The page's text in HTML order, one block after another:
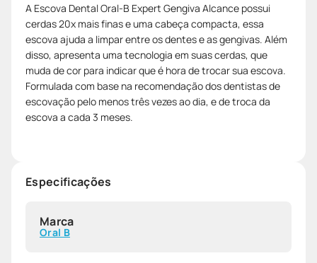
A Escova Dental Oral-B Expert Gengiva Alcance possui
cerdas 20x mais finas e uma cabeça compacta, essa
escova ajuda a limpar entre os dentes e as gengivas. Além
disso, apresenta uma tecnologia em suas cerdas, que
muda de cor para indicar que é hora de trocar sua escova.
Formulada com base na recomendação dos dentistas de
escovação pelo menos três vezes ao dia, e de troca da
escova a cada 3 meses.
Especificações
Marca
Oral B